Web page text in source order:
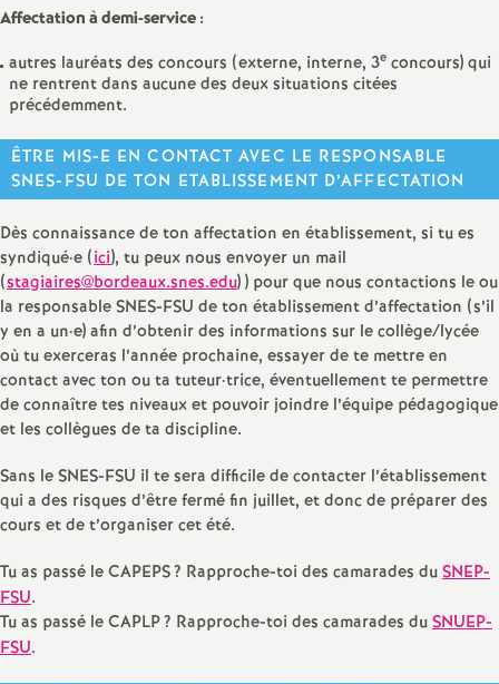
Affectation à demi-service :
autres lauréats des concours (externe, interne, 3e concours) qui
ne rentrent dans aucune des deux situations citées
précédemment.
ÊTRE MIS-E EN CONTACT AVEC LE RESPONSABLE
SNES-FSU DE TON ETABLISSEMENT D’AFFECTATION
Dès connaissance de ton affectation en établissement, si tu es
syndiqué·e (ici), tu peux nous envoyer un mail
(stagiaires@bordeaux.snes.edu) ) pour que nous contactions le ou
la responsable SNES-FSU de ton établissement d’affectation (s’il
y en a un·e) afin d’obtenir des informations sur le collège/lycée
où tu exerceras l’année prochaine, essayer de te mettre en
contact avec ton ou ta tuteur·trice, éventuellement te permettre
de connaître tes niveaux et pouvoir joindre l’équipe pédagogique
et les collègues de ta discipline.
Sans le SNES-FSU il te sera difficile de contacter l’établissement
qui a des risques d’être fermé fin juillet, et donc de préparer des
cours et de t’organiser cet été.
Tu as passé le CAPEPS? Rapproche-toi des camarades duSNEP-
FSU.
Tu as passé le CAPLP? Rapproche-toi des camarades duSNUEP-
FSU.